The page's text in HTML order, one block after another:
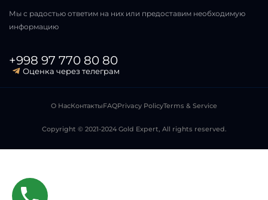
Мы с радостью ответим на них или предоставим необходимую
информацию
+998 97 770 80 80
Оценка через телеграм
О НасКонтактыFAQPrivacy PolicyTerms & Service
Copyright © 2021-2024 Gold Expert, All rights reserved.